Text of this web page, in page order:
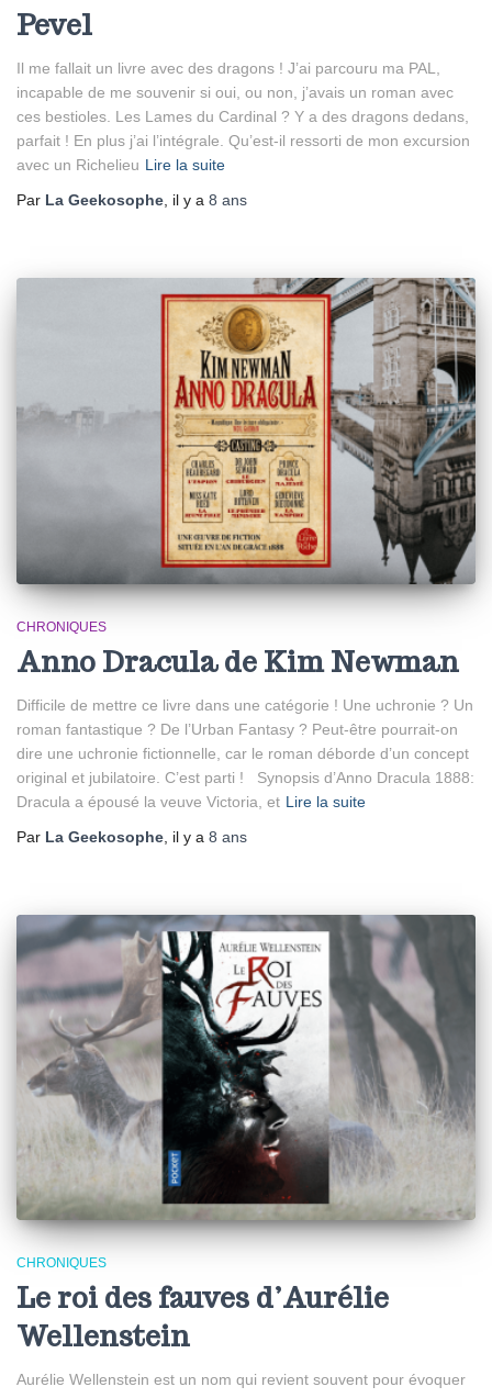
Pevel
Il me fallait un livre avec des dragons ! J’ai parcouru ma PAL,
incapable de me souvenir si oui, ou non, j’avais un roman avec
ces bestioles. Les Lames du Cardinal ? Y a des dragons dedans,
parfait ! En plus j’ai l’intégrale. Qu’est-il ressorti de mon excursion
avec un Richelieu Lire la suite
Par La Geekosophe , il y a 8 ans
CHRONIQUES
Anno Dracula de Kim Newman
Difficile de mettre ce livre dans une catégorie ! Une uchronie ? Un
roman fantastique ? De l’Urban Fantasy ? Peut-être pourrait-on
dire une uchronie fictionnelle, car le roman déborde d’un concept
original et jubilatoire. C’est parti ! Synopsis d’Anno Dracula 1888:
Dracula a épousé la veuve Victoria, et Lire la suite
Par La Geekosophe , il y a 8 ans
CHRONIQUES
Le roi des fauves d’Aurélie
Wellenstein
Aurélie Wellenstein est un nom qui revient souvent pour évoquer